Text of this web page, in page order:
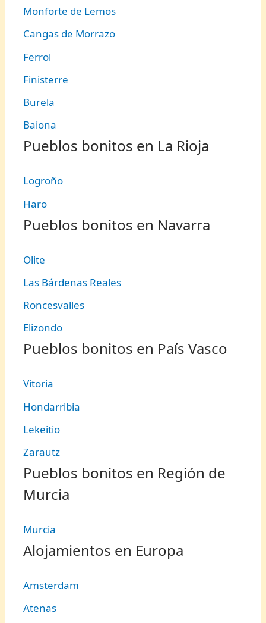
Monforte de Lemos
Cangas de Morrazo
Ferrol
Finisterre
Burela
Baiona
Pueblos bonitos en La Rioja
Logroño
Haro
Pueblos bonitos en Navarra
Olite
Las Bárdenas Reales
Roncesvalles
Elizondo
Pueblos bonitos en País Vasco
Vitoria
Hondarribia
Lekeitio
Zarautz
Pueblos bonitos en Región de
Murcia
Murcia
Alojamientos en Europa
Amsterdam
Atenas